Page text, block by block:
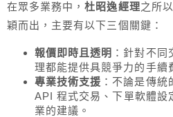
在眾多業務中，杜昭逸經理之所
穎而出，主要有以下三個關鍵：
報價即時且透明 ：針對不
理都能提供具競爭力的手續
專業技術支援 ：不論是傳
API 程式交易、下單軟體設
業的建議。